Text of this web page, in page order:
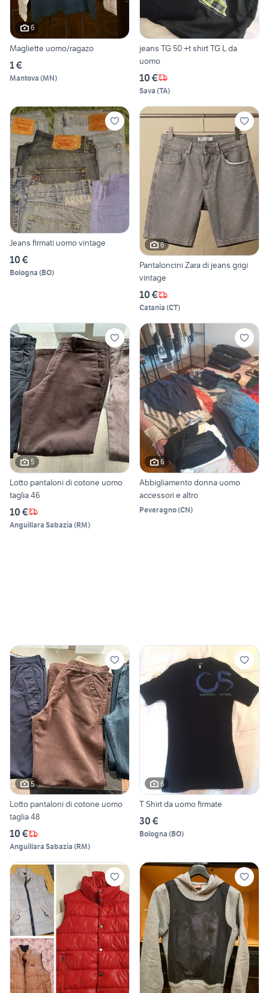
6
Magliette uomo/ragazo
1 €
Mantova (MN)
jeans TG 50 +t shirt TG L da
uomo
10 €
Sava (TA)
Jeans firmati uomo vintage
10 €
Bologna (BO)
6
Pantaloncini Zara di jeans grigi
vintage
10 €
Catania (CT)
5
Lotto pantaloni di cotone uomo
taglia 46
10 €
Anguillara Sabazia (RM)
6
Abbigliamento donna uomo
accessori e altro
Peveragno(CN)
5
Lotto pantaloni di cotone uomo
taglia 48
10 €
Anguillara Sabazia (RM)
6
T Shirt da uomo firmate
30 €
Bologna (BO)